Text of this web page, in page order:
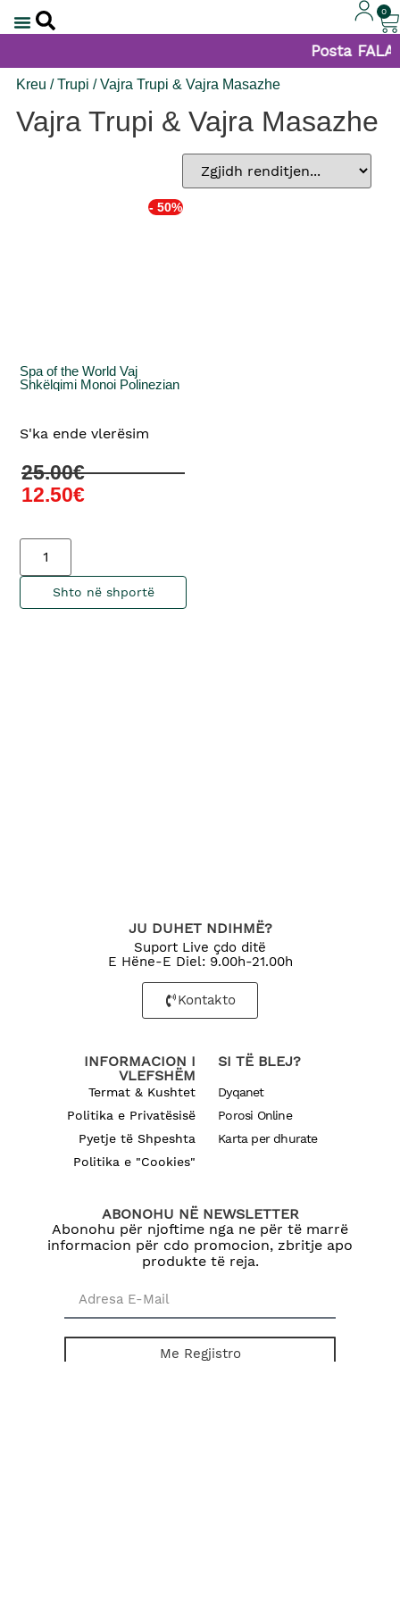
0
Posta
Kreu /Trupi / Vajra Trupi & Vajra Masazhe
Vajra Trupi & Vajra Masazhe
- 50%
Spa of the World Vaj
Shkëlqimi Monoi Polinezian
S'ka ende vlerësim
25.00€
12.50€
Shto në shportë
JU DUHET NDIHMË?
Suport Live çdo ditë
E Hëne-E Diel: 9.00h-21.00h
Kontakto
INFORMACION I
VLEFSHËM
Termat & Kushtet
Politika e Privatësisë
Pyetje të Shpeshta
Politika e "Cookies"
SI TË BLEJ?
Dyqanet
Porosi Online
Karta per dhurate
ABONOHU NË NEWSLETTER
Abonohu për njoftime nga ne për të marrë
informacion për cdo promocion, zbritje apo
produkte të reja.
Me Regjistro